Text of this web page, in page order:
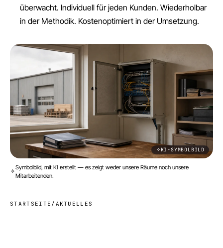
überwacht. Individuell für jeden Kunden. Wiederholbar
in der Methodik. Kostenoptimiert in der Umsetzung.
KI-SYMBOLBILD
Symbolbild, mit KI erstellt — es zeigt weder unsere Räume noch unsere
Mitarbeitenden.
STARTSEITE / AKTUELLES